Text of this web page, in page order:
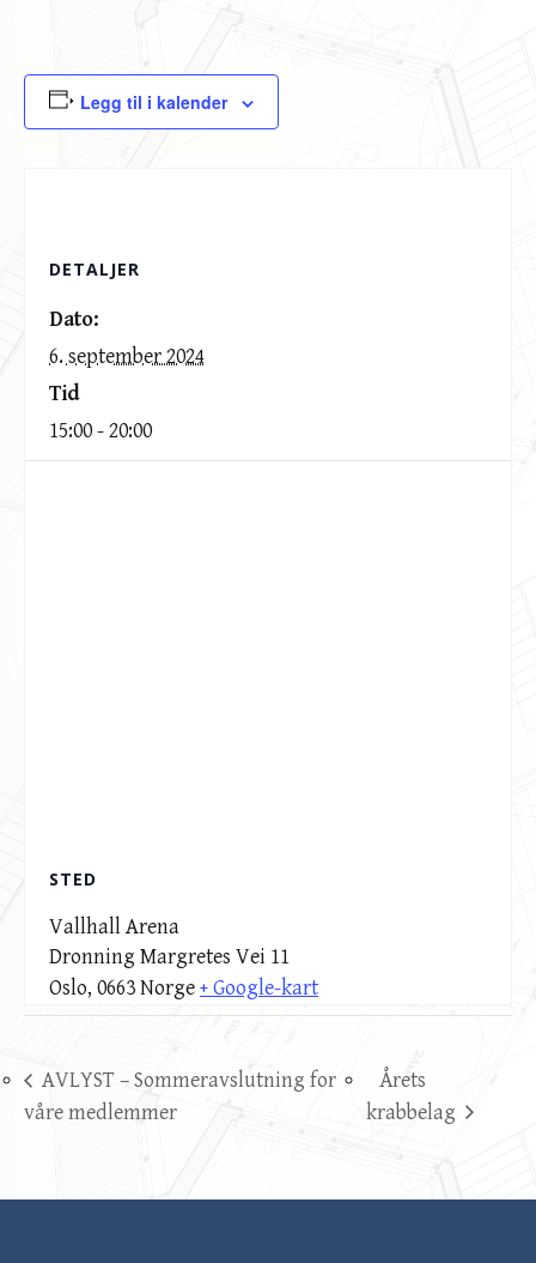
Legg til i kalender
DETALJER
Dato:
6. september 2024
Tid
15:00 - 20:00
STED
Vallhall Arena
Dronning Margretes Vei 11
Oslo, 0663Norge+ Google-kart
AVLYST – Sommeravslutning for
våre medlemmer
Årets
krabbelag